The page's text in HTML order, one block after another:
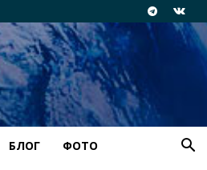
БЛОГ ФОТО